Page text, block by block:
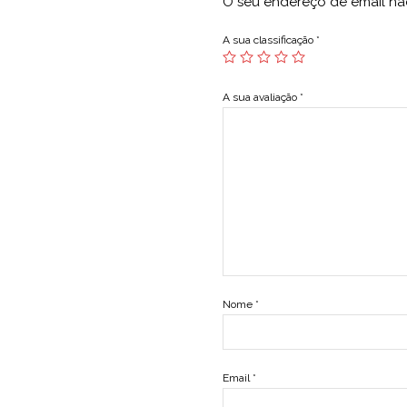
A sua classificação *
A sua avaliação *
Nome *
Email *